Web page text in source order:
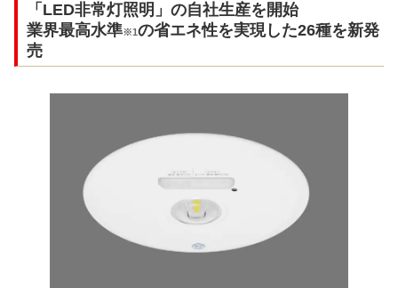
「LED非常灯照明」の自社生産を開始
業界最高水準※1の省エネ性を実現した26種を新発
売